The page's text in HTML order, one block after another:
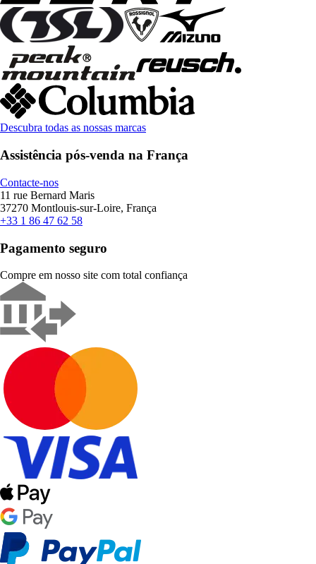
Descubra todas as nossas marcas
Assistência pós-venda na França
Contacte-nos
11 rue Bernard Maris
37270 Montlouis-sur-Loire, França
+33 1 86 47 62 58
Pagamento seguro
Compre em nosso site com total confiança